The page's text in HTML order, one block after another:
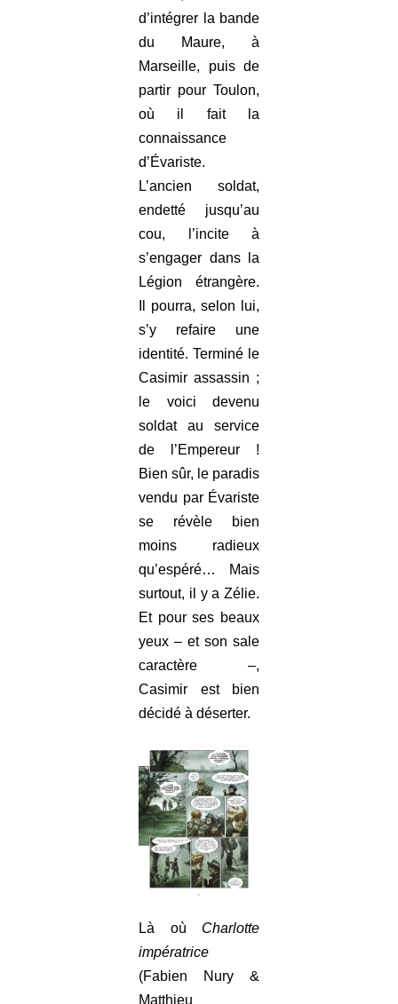
d’intégrer la bande
du Maure, à
Marseille, puis de
partir pour Toulon,
où il fait la
connaissance
d’Évariste.
L’ancien soldat,
endetté jusqu’au
cou, l’incite à
s’engager dans la
Légion étrangère.
Il pourra, selon lui,
s’y refaire une
identité. Terminé le
Casimir assassin ;
le voici devenu
soldat au service
de l’Empereur !
Bien sûr, le paradis
vendu par Évariste
se révèle bien
moins radieux
qu’espéré… Mais
surtout, il y a Zélie.
Et pour ses beaux
yeux – et son sale
caractère –,
Casimir est bien
décidé à déserter.
Là où Charlotte
impératrice
(Fabien Nury &
Matthieu